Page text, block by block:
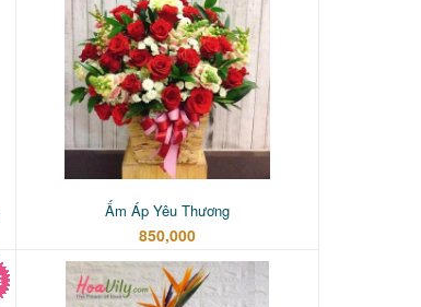
Ấm Áp Yêu Thương
850,000